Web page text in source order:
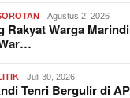
Agustus 2, 2026
Rakyat Warga
Juli 30, 2026
Tenri Bergulir di